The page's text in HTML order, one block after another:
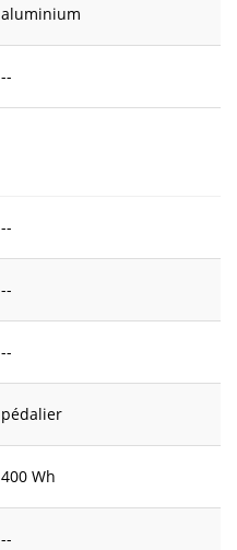
aluminium
--
--
--
--
pédalier
400 Wh
--